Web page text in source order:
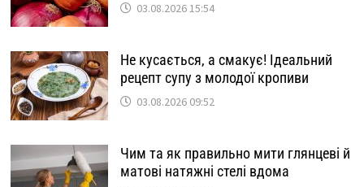
03.08.2026 15:54
Не кусається, а смакує! Ідеальний
рецепт супу з молодої кропиви
03.08.2026 09:52
Чим та як правильно мити глянцеві й
матові натяжні стелі вдома